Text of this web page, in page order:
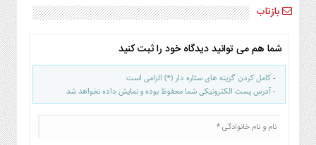
بازتاب
شما هم می توانید دیدگاه خود را ثبت کنید
- کامل کردن گزینه های ستاره دار (*) الزامی است
- آدرس پست الکترونیکی شما محفوظ بوده و نمایش داده نخواهد شد